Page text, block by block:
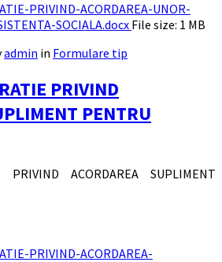
PRIVIND-ACORDAREA-UNOR-
SOCIALA.docx File size: 1 MB
admin in Formulare tip
PRIVIND
PENTRU
PRIVIND ACORDAREA SUPLIMENT
PRIVIND-ACORDAREA-